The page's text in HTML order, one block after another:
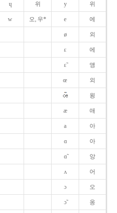
ɥ 위 y 위
w 오, 우* e 에
ø 외
ɛ 에
ɛ̃ 앵
œ 외
욍
æ 애
a 아
ɑ 아
ɑ̃ 앙
ʌ 어
ɔ 오
ɔ̃ 옹